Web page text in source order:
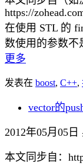
https://
在使用 STL 的
数使用的参数不
更多
发表在 boost, C++,
vector的
2012年05月05
本文同步自：